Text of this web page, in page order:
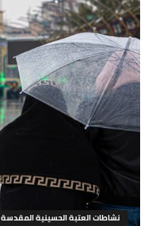
نشاطات العتبة الحسينية المقدسة